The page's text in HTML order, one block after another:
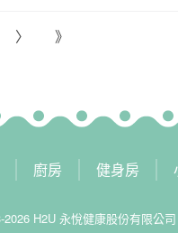
〉 》
廚房 健身房
H2U 永悅健康股份有限公